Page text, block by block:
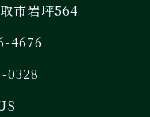
市岩坪564
4676
0328